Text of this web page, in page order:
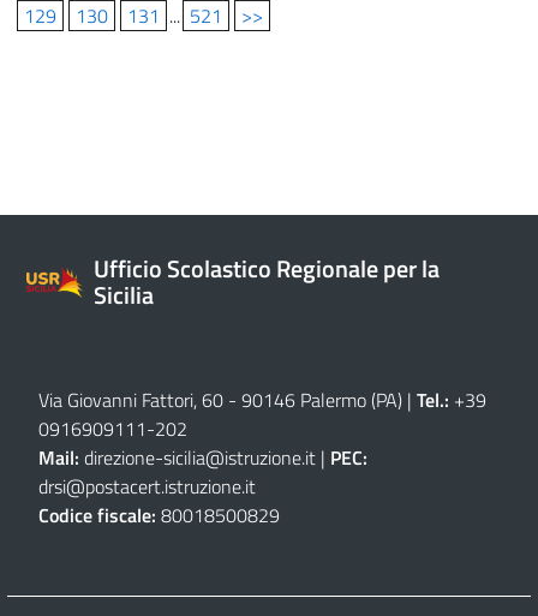
129
130 131 ... 521 >>
Ufficio Scolastico Regionale per la
Sicilia
Via Giovanni Fattori, 60 - 90146 Palermo (PA) | Tel.: +39
0916909111-202
Mail: direzione-sicilia@istruzione.it | PEC:
drsi@postacert.istruzione.it
Codice fiscale: 80018500829